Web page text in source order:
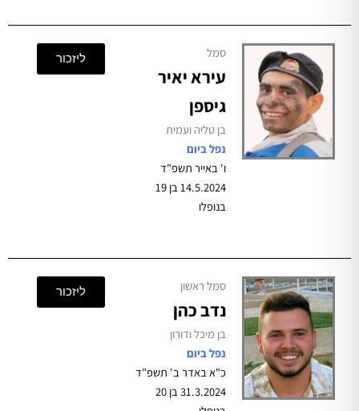
סמל
עירא יאיר
גיספן
בן טליה ועמית
נפל ביום
ו' באייר תשפ"ד
14.5.2024 בן 19
סמל ראשון
נדב כהן
בן מיכל ודורון
נפל ביום
כ"א באדר ב' תשפ"ד
31.3.2024 בן 20